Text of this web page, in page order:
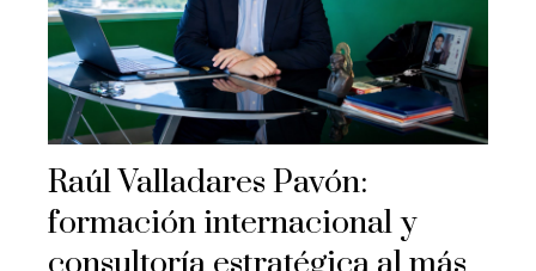
Raúl Valladares Pavón:
formación internacional y